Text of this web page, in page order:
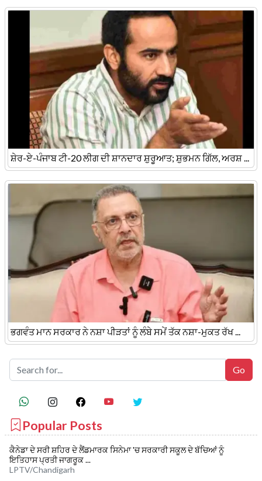
ਸ਼ੇਰ-ਏ-ਪੰਜਾਬ ਟੀ-20 ਲੀਗ ਦੀ ਸ਼ਾਨਦਾਰ ਸ਼ੁਰੂਆਤ; ਸ਼ੁਭਮਨ ਗਿੱਲ, ਅਰਸ਼ ...
ਭਗਵੰਤ ਮਾਨ ਸਰਕਾਰ ਨੇ ਨਸ਼ਾ ਪੀੜਤਾਂ ਨੂੰ ਲੰਬੇ ਸਮੇਂ ਤੱਕ ਨਸ਼ਾ-ਮੁਕਤ ਰੱਖ ...
Popular Posts
ਕੈਨੇਡਾ ਦੇ ਸਰੀ ਸ਼ਹਿਰ ਦੇ ਲੈਂਡਮਾਰਕ ਸਿਨੇਮਾ 'ਚ ਸਰਕਾਰੀ ਸਕੂਲ ਦੇ ਬੱਚਿਆਂ ਨੂੰ
ਇਤਿਹਾਸ ਪ੍ਰਤੀ ਜਾਗਰੂਕ ...
LPTV/Chandigarh